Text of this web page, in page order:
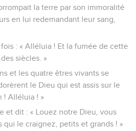
la terre par son immoralité
en lui redemandant leur sang,
: « Alléluia ! Et la fumée de cette
siècles. »
et les quatre êtres vivants se
le Dieu qui est assis sur le
! Alléluia ! »
et dit : « Louez notre Dieu, vous
qui le craignez, petits et grands ! »